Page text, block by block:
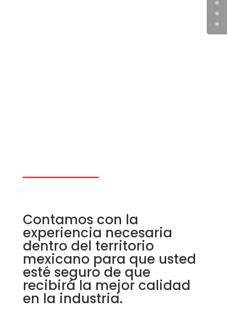
Contamos con la
experiencia necesaria
dentro del territorio
mexicano para que usted
esté seguro de que
recibirá la mejor calidad
en la industria.